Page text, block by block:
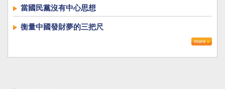
當國民黨沒有中心思想
衡量中國發財夢的三把尺